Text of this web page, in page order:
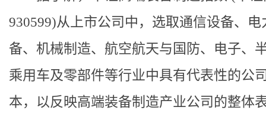
930599)从上市公司中，选取通信设备、电
备、机械制造、航空航天与国防、电子、
乘用车及零部件等行业中具有代表性的公
本，以反映高端装备制造产业公司的整体